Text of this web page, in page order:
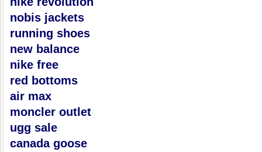
nobis jackets
running shoes
new balance
nike free
red bottoms
air max
moncler outlet
ugg sale
canada goose